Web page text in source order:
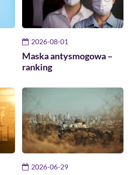
2026-08-01
Maska antysmogowa –
ranking
2026-06-29